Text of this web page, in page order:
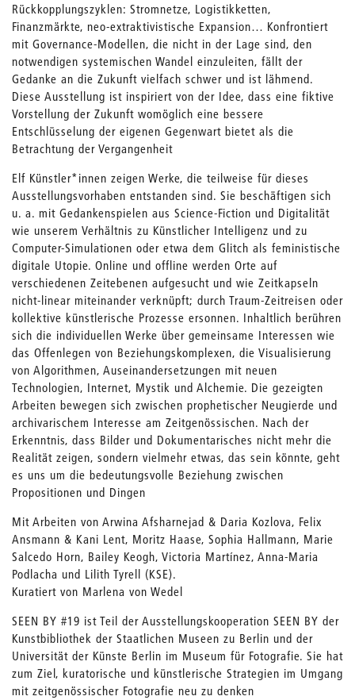
Rückkopplungszyklen: Stromnetze, Logistikketten,
Finanzmärkte, neo-extraktivistische Expansion… Konfrontiert
mit Governance-Modellen, die nicht in der Lage sind, den
notwendigen systemischen Wandel einzuleiten, fällt der
Gedanke an die Zukunft vielfach schwer und ist lähmend.
Diese Ausstellung ist inspiriert von der Idee, dass eine fiktive
Vorstellung der Zukunft womöglich eine bessere
Entschlüsselung der eigenen Gegenwart bietet als die
Betrachtung der Vergangenheit
Elf Künstler*innen zeigen Werke, die teilweise für dieses
Ausstellungsvorhaben entstanden sind. Sie beschäftigen sich
u. a. mit Gedankenspielen aus Science-Fiction und Digitalität
wie unserem Verhältnis zu Künstlicher Intelligenz und zu
Computer-Simulationen oder etwa dem Glitch als feministische
digitale Utopie. Online und offline werden Orte auf
verschiedenen Zeitebenen aufgesucht und wie Zeitkapseln
nicht-linear miteinander verknüpft; durch Traum-Zeitreisen oder
kollektive künstlerische Prozesse ersonnen. Inhaltlich berühren
sich die individuellen Werke über gemeinsame Interessen wie
das Offenlegen von Beziehungskomplexen, die Visualisierung
von Algorithmen, Auseinandersetzungen mit neuen
Technologien, Internet, Mystik und Alchemie. Die gezeigten
Arbeiten bewegen sich zwischen prophetischer Neugierde und
archivarischem Interesse am Zeitgenössischen. Nach der
Erkenntnis, dass Bilder und Dokumentarisches nicht mehr die
Realität zeigen, sondern vielmehr etwas, das sein könnte, geht
es uns um die bedeutungsvolle Beziehung zwischen
Propositionen und Dingen
Mit Arbeiten von Arwina Afsharnejad & Daria Kozlova, Felix
Ansmann & Kani Lent, Moritz Haase, Sophia Hallmann, Marie
Salcedo Horn, Bailey Keogh, Victoria Martínez, Anna-Maria
Podlacha und Lilith Tyrell (KSE).
Kuratiert von Marlena von Wedel
SEEN BY #19 ist Teil der Ausstellungskooperation SEEN BY der
Kunstbibliothek der Staatlichen Museen zu Berlin und der
Universität der Künste Berlin im Museum für Fotografie. Sie hat
zum Ziel, kuratorische und künstlerische Strategien im Umgang
mit zeitgenössischer Fotografie neu zu denken